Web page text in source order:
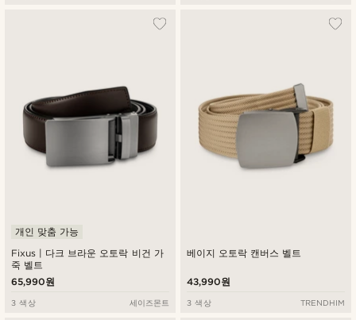
Fixus | 다크 브라운 오토락 비건 가
죽 벨트
개인 맞춤 가능
65,990원
3 색상 세이즈몬트
베이지 오토락 캔버스 벨트
43,990원
3 색상 TRENDHIM